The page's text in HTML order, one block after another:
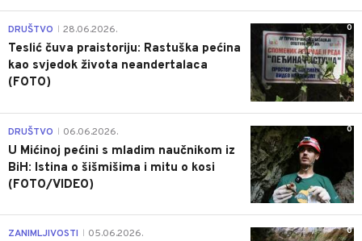
0
DRUŠTVO 28.06.2026.
Teslić čuva praistoriju: Rastuška pećina
kao svjedok života neandertalaca
(FOTO)
0
DRUŠTVO 06.06.2026.
U Mićinoj pećini s mladim naučnikom iz
BiH: Istina o šišmišima i mitu o kosi
(FOTO/VIDEO)
0
ZANIMLJIVOSTI 05.06.2026.